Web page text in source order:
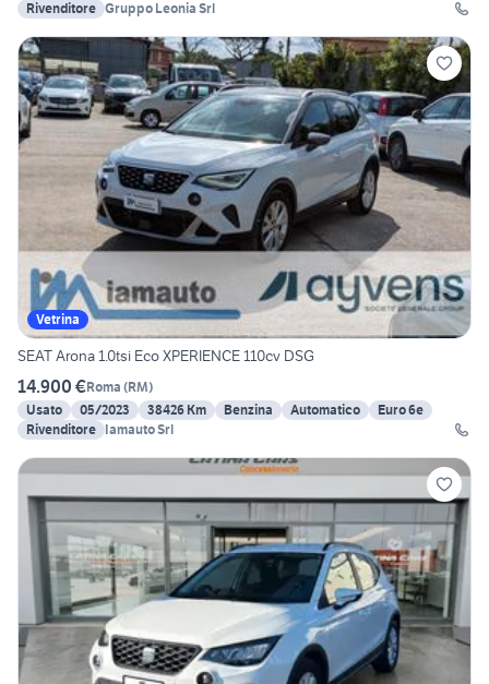
Rivenditore Gruppo Leonia Srl
Vetrina
SEAT Arona 1.0tsi Eco XPERIENCE 110cv DSG
14.900 €Roma (RM)
Usato
05/2023 38426 Km Benzina Automatico
Euro 6e
Rivenditore Iamauto Srl